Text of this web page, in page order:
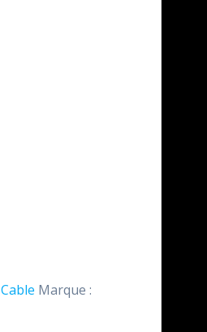
Cable Marque :